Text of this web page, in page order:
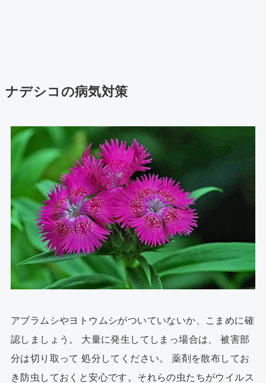
ナデシコの病気対策
アブラムシやヨトウムシがついていないか、こまめに確
認しましょう。 大量に発生してしまっ場合は、 被害部
分は切り取って 処分してください。 薬剤を散布してお
き防虫しておくと安心です。それらの虫たちがウイルス